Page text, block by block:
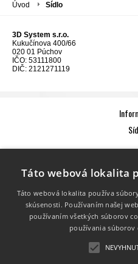
Úvod Sídlo
3D System s.r.o.
Kukučínova 400/66
020 01 Púchov
IČO: 53111800
DIČ: 2121271119
020 01
IČO:
Táto webová lokalita
Táto webová lokalita používa
skúsenosti. Používaním našej
používaním všetkých súborov
používania súborov